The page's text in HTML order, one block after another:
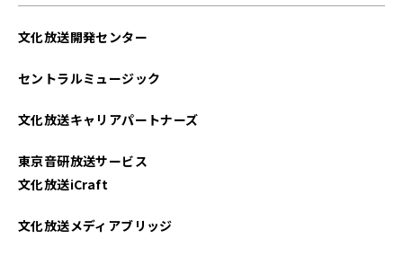
2025年06月
文化放送開発センター
セントラルミュージック
文化放送キャリアパートナーズ
東京音研放送サービス
文化放送iCraft
文化放送メディアブリッジ